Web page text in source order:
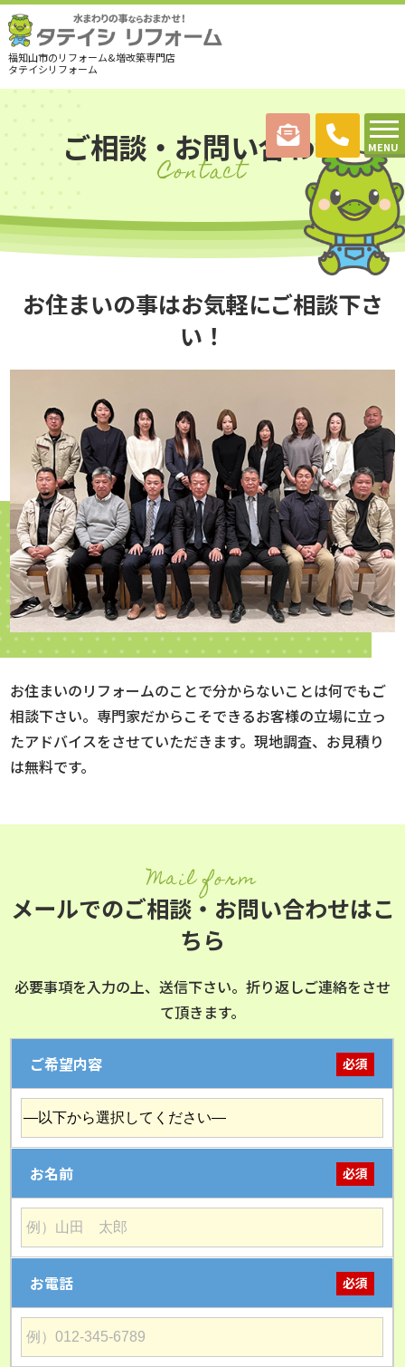
福知山市のリフォーム&増改築専門店
タテイシリフォーム
MENU
ご相談・お問い合わせ
Contact
お住まいの事はお気軽にご相談下さ
い！
お住まいのリフォームのことで分からないことは何でもご
相談下さい。専門家だからこそできるお客様の立場に立っ
たアドバイスをさせていただきます。現地調査、お見積り
は無料です。
Mail form
メールでのご相談・お問い合わせはこ
ちら
必要事項を入力の上、送信下さい。折り返しご連絡をさせ
て頂きます。
ご希望内容 必須
お名前 必須
お電話 必須